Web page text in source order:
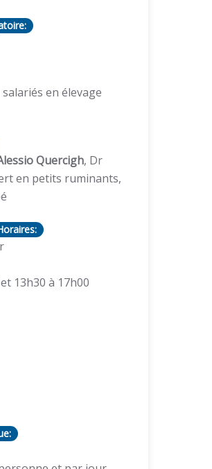
en élevage
Quercigh, Dr
en petits ruminants,
13h30 à 17h00